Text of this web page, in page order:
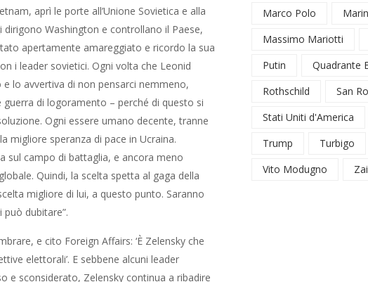
la sua visione unica dell’Unione Sovietica
Brezhnev parlava del Medio Oriente,
perché finiremo per bombardarci con le
si tratta, e senza fine in vista – vorrei che
coloro che traggono profitto dalla
Nessuna delle due parti sembra in grado di
è il desiderio dell’Ucraina di perseguire
anche se un qualsiasi dodicenne
Stati Uniti che decideranno il destino
e cito Foreign Affairs: ‘È Zelensky che
elettorali’. E sebbene alcuni leader
sconsiderato, Zelensky continua a ribadire
è la prima vittima della guerra non è mai
no. Infatti, questi ultimi hanno circa
Marco Polo
Massimo Mariotti
Putin
Quadrante
Rothschild
San
Stati Uniti d'America
Trump
Turbigo
Vito Modugno
Zai